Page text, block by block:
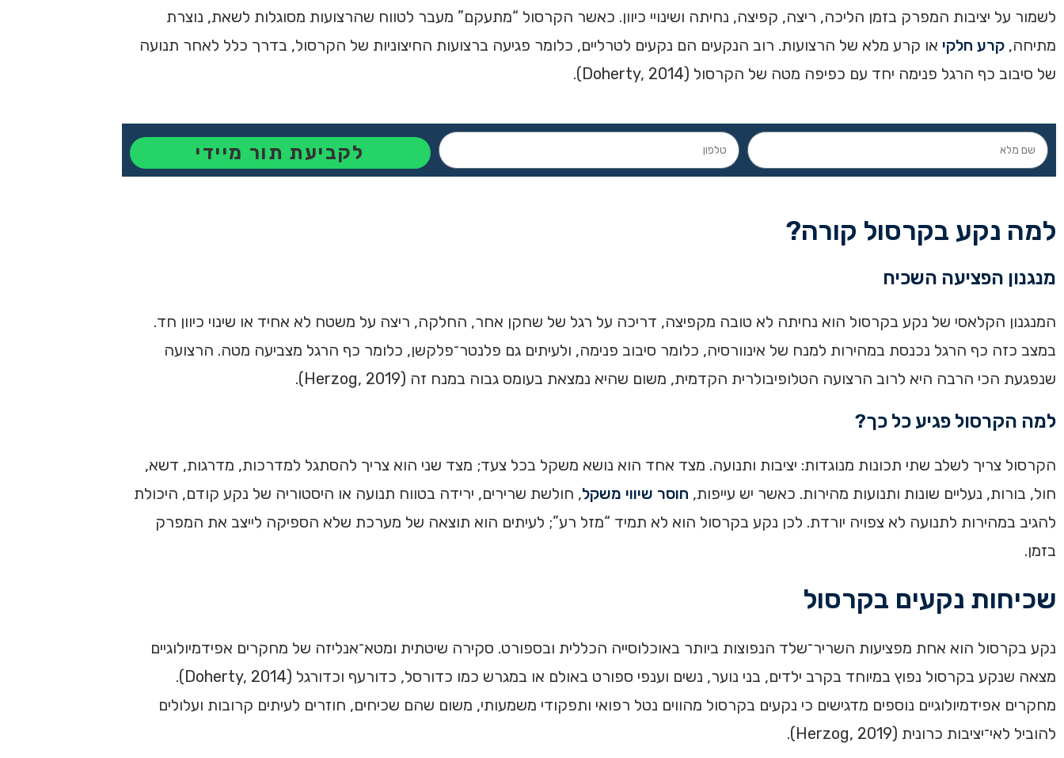
לשמור על יציבות המפרק בזמן הליכה, ריצה, קפיצה, נחיתה ושינויי כיוון. כאשר הקרסול “מתעקם” מעבר לטווח שהרצועות מסוגלות לשאת, נוצרת
מתיחה, קרע חלקי או קרע מלא של הרצועות. רוב הנקעים הם נקעים לטרליים, כלומר פגיעה ברצועות החיצוניות של הקרסול, בדרך כלל לאחר תנועה
של סיבוב כף הרגל פנימה יחד עם כפיפה מטה של הקרסול (Doherty, 2014).
לקביעת תור מיידי
למה נקע בקרסול קורה?
מנגנון הפציעה השכיח
המנגנון הקלאסי של נקע בקרסול הוא נחיתה לא טובה מקפיצה, דריכה על רגל של שחקן אחר, החלקה, ריצה על משטח לא אחיד או שינוי כיוון חד.
במצב כזה כף הרגל נכנסת במהירות למנח של אינוורסיה, כלומר סיבוב פנימה, ולעיתים גם פלנטר־פלקשן, כלומר כף הרגל מצביעה מטה. הרצועה
שנפגעת הכי הרבה היא לרוב הרצועה הטלופיבולרית הקדמית, משום שהיא נמצאת בעומס גבוה במנח זה (Herzog, 2019).
למה הקרסול פגיע כל כך?
הקרסול צריך לשלב שתי תכונות מנוגדות: יציבות ותנועה. מצד אחד הוא נושא משקל בכל צעד; מצד שני הוא צריך להסתגל למדרכות, מדרגות, דשא,
חול, בורות, נעליים שונות ותנועות מהירות. כאשר יש עייפות, חוסר שיווי משקל, חולשת שרירים, ירידה בטווח תנועה או היסטוריה של נקע קודם, היכולת
להגיב במהירות לתנועה לא צפויה יורדת. לכן נקע בקרסול הוא לא תמיד “מזל רע”; לעיתים הוא תוצאה של מערכת שלא הספיקה לייצב את המפרק
בזמן.
שכיחות נקעים בקרסול
נקע בקרסול הוא אחת מפציעות השריר־שלד הנפוצות ביותר באוכלוסייה הכללית ובספורט. סקירה שיטתית ומטא־אנליזה של מחקרים אפידמיולוגיים
מצאה שנקע בקרסול נפוץ במיוחד בקרב ילדים, בני נוער, נשים וענפי ספורט באולם או במגרש כמו כדורסל, כדורעף וכדורגל (Doherty, 2014).
מחקרים אפידמיולוגיים נוספים מדגישים כי נקעים בקרסול מהווים נטל רפואי ותפקודי משמעותי, משום שהם שכיחים, חוזרים לעיתים קרובות ועלולים
להוביל לאי־יציבות כרונית (Herzog, 2019).